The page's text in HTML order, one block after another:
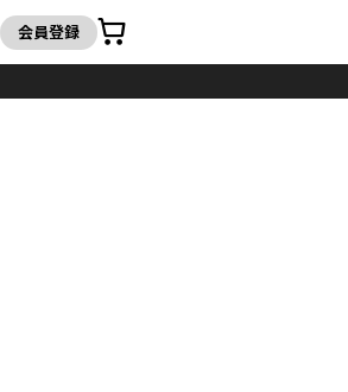
会員登録
カート